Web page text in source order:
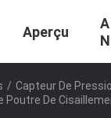
Aperçu
/ Capteur De
Poutre De